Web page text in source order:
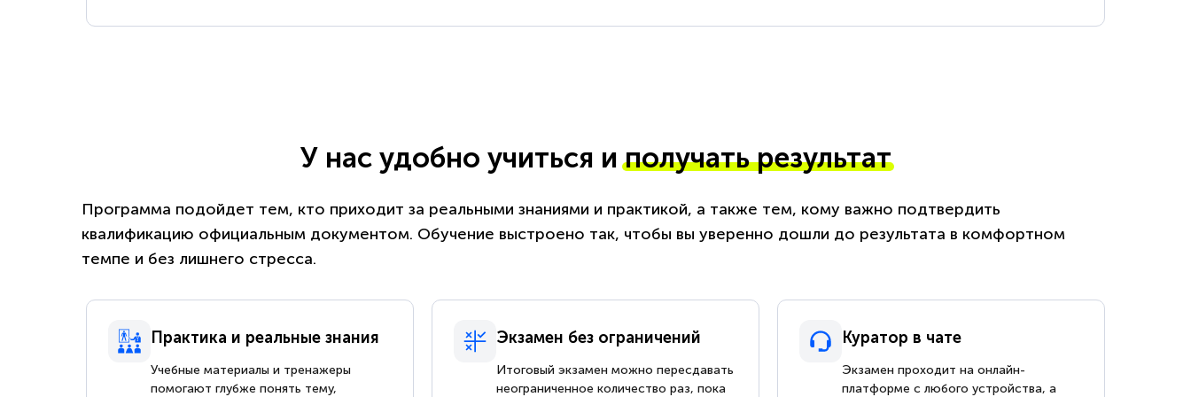
У нас удобно учиться иполучать результат
Программа подойдет тем, кто приходит за реальными знаниями и практикой, а также тем, кому важно подтвердить
квалификацию официальным документом. Обучение выстроено так, чтобы вы уверенно дошли до результата в комфортном
темпе и без лишнего стресса.
Практика и реальные знания
Учебные материалы и тренажеры
помогают глубже понять тему,
Экзамен без ограничений
Итоговый экзамен можно пересдавать
неограниченное количество раз, пока
Куратор в чате
Экзамен проходит на онлайн-
платформе с любого устройства, а